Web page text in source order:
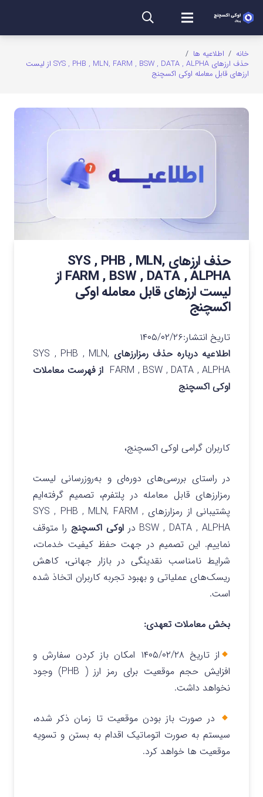
خانه / اطلاعیه ها /
حذف ارزهای SYS , PHB , MLN, FARM , BSW , DATA , ALPHA از لیست
ارزهای قابل معامله اوکی اکسچنج
حذف ارزهای SYS , PHB , MLN,
FARM , BSW , DATA , ALPHA از
لیست ارزهای قابل معامله اوکی
اکسچنج
تاریخ انتشار:۱۴۰۵/۰۲/۲۶
اطلاعیه درباره حذف رمزارزهای SYS , PHB , MLN,
FARM , BSW , DATA , ALPHA از فهرست معاملات
اوکی اکسچنج
کاربران گرامی اوکی اکسچنج،
در راستای بررسی‌های دوره‌ای و به‌روزرسانی لیست
رمزارزهای قابل معامله در پلتفرم، تصمیم گرفته‌ایم
پشتیبانی از رمزارزهای SYS , PHB , MLN, FARM ,
BSW , DATA , ALPHA در
اوکی اکسچنج را متوقف
نماییم. این تصمیم در جهت حفظ کیفیت خدمات،
شرایط نامناسب نقدینگی در بازار جهانی، کاهش
ریسک‌های عملیاتی و بهبود تجربه کاربران اتخاذ شده
است.
بخش معاملات تعهدی:
از تاریخ ۱۴۰۵/۰۲/۲۸ امکان باز کردن سفارش و
افزایش حجم موقعیت برای رمز ارز ( PHB) وجود
نخواهد داشت.
در صورت باز بودن موقعیت تا زمان ذکر شده،
سیستم به صورت اتوماتیک اقدام به بستن و تسویه
موقعیت ها خواهد کرد.